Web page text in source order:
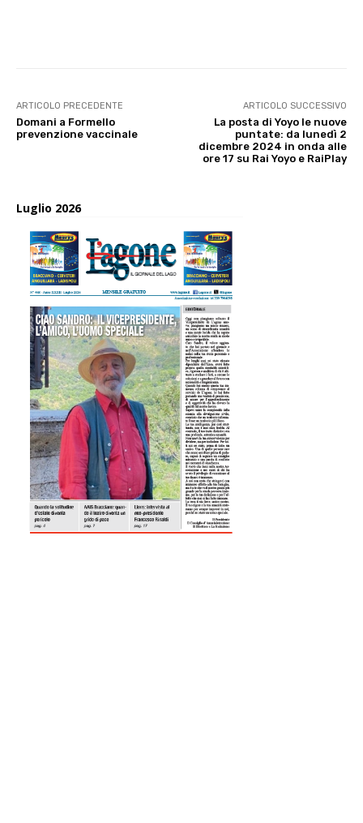
ARTICOLO PRECEDENTE
Domani a Formello
prevenzione vaccinale
ARTICOLO SUCCESSIVO
La posta di Yoyo le nuove
puntate: da lunedì 2
dicembre 2024 in onda alle
ore 17 su Rai Yoyo e RaiPlay
Luglio 2026